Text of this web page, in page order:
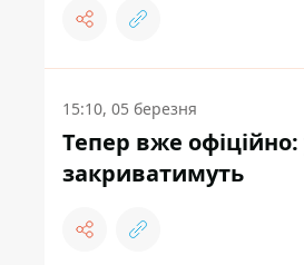
15:10, 05 березня
Тепер вже
закриватимуть